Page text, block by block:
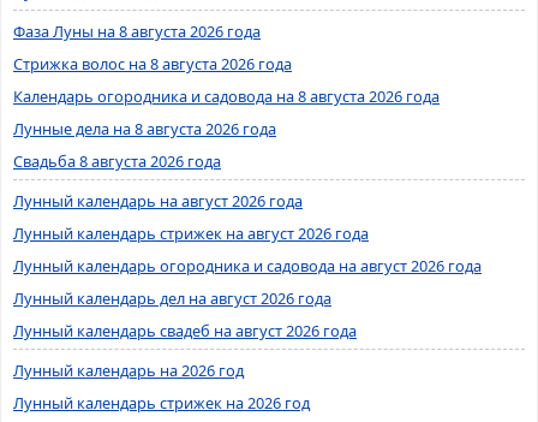
Фаза Луны на 8 августа 2026 года
Стрижка волос на 8 августа 2026 года
Календарь огородника и садовода на 8 августа 2026 года
Лунные дела на 8 августа 2026 года
Свадьба 8 августа 2026 года
Лунный календарь на август 2026 года
Лунный календарь стрижек на август 2026 года
Лунный календарь огородника и садовода на август 2026 года
Лунный календарь дел на август 2026 года
Лунный календарь свадеб на август 2026 года
Лунный календарь на 2026 год
Лунный календарь стрижек на 2026 год